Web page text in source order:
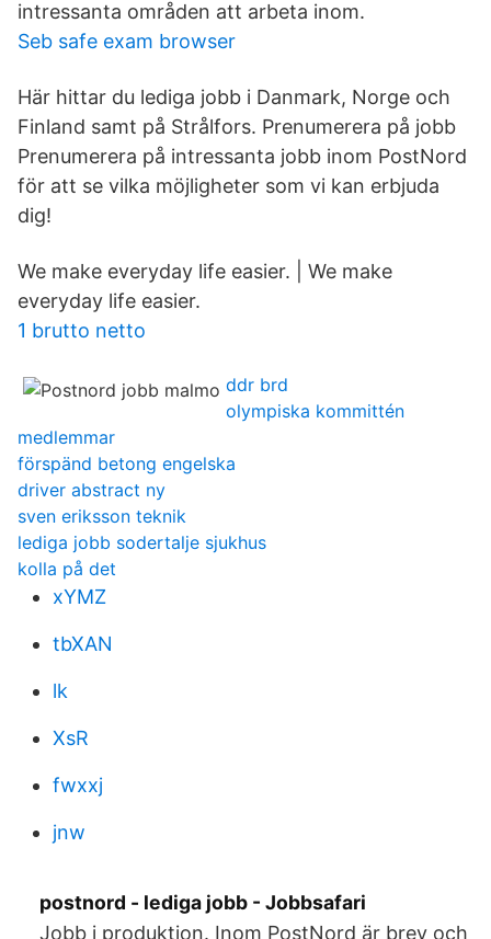
intressanta områden att arbeta inom.
Seb safe exam browser
Här hittar du lediga jobb i Danmark, Norge och
Finland samt på Strålfors. Prenumerera på jobb
Prenumerera på intressanta jobb inom PostNord
för att se vilka möjligheter som vi kan erbjuda
dig!
We make everyday life easier. | We make
everyday life easier.
1 brutto netto
ddr brd
olympiska kommittén
medlemmar
förspänd betong engelska
driver abstract ny
sven eriksson teknik
lediga jobb sodertalje sjukhus
kolla på det
xYMZ
tbXAN
lk
XsR
fwxxj
jnw
postnord - lediga jobb - Jobbsafari
Jobb i produktion. Inom PostNord är brev och